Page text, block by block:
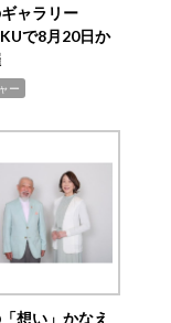
ャラリー
で8月20日か
ー
想い」かなえ